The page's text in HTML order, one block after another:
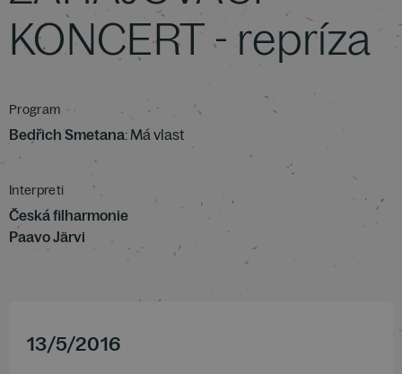
KONCERT - repríza
Program
Bedřich Smetana: Má vlast
Interpreti
Česká filharmonie
Paavo Järvi
13/5/2016